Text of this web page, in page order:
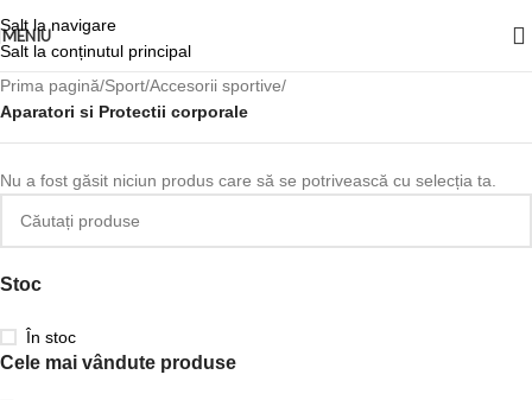
Salt la navigare
Salt la conținutul principal
MENIU
Stoc
În stoc
Cele mai vândute produse
Prima pagină/Sport/Accesorii sportive/
Aparatori si Protectii corporale
Nu a fost găsit niciun produs care să se potrivească cu selecția ta.